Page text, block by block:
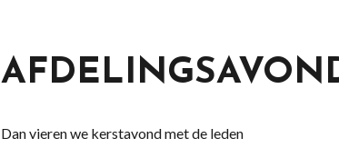
Dan vieren we kerstavond met de leden